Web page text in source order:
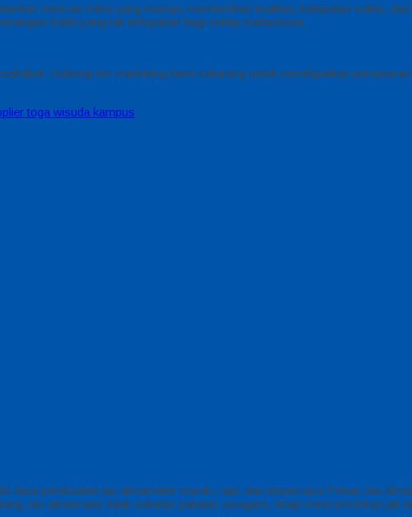
mencari mitra yang mampu memberikan kualitas, ketepatan waktu,
indah yang tak terlupakan bagi setiap mahasiswa.
Hubungi tim marketing kami sekarang untuk mendapatkan
toga wisuda kampus
pembuatan jas almamater murah, rapi, dan terpercaya Pesan Jas
Jas almamater tidak sekadar pakaian seragam, tetapi mencerminkan jati